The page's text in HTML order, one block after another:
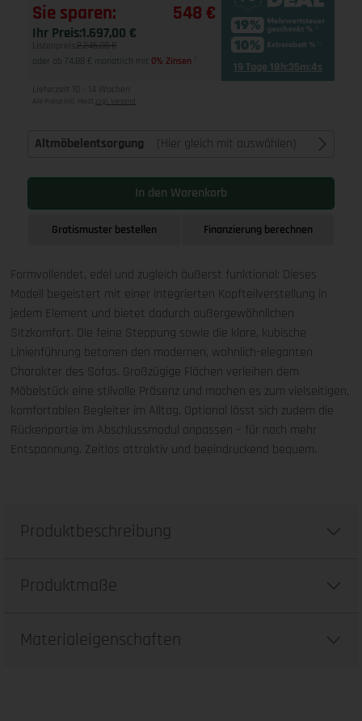
Sie sparen: 548 €
Ihr Preis:1.697,00 €
Listenpreis: 2.245,00 €
oder ab 74,88 € monatlich mit 0% Zinsen 19 Tage 18h:35m:3s
Lieferzeit 10 - 14 Wochen
Alle Preise inkl. MwSt zzgl. Versand
Altmöbelentsorgung (Hier gleich mit auswählen)
In den Warenkorb
Gratismuster bestellen Finanzierung berechnen
Formvollendet, edel und zugleich äußerst funktional: Dieses
Modell begeistert mit einer integrierten Kopfteilverstellung in
jedem Element und bietet dadurch außergewöhnlichen
Sitzkomfort. Die feine Steppung sowie die klare, kubische
Linienführung betonen den modernen, wohnlich-eleganten
Charakter des Sofas. Großzügige Flächen verleihen dem
Möbelstück eine stilvolle Präsenz und machen es zum vielseitigen,
komfortablen Begleiter im Alltag. Optional lässt sich zudem die
Rückenpartie im Abschlussmodul anpassen – für noch mehr
Entspannung. Zeitlos attraktiv und beeindruckend bequem.
Produktbeschreibung
Produktmaße
Materialeigenschaften